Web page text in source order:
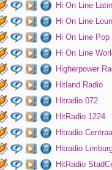
Hi On Line Latin
Hi On Line
Hi On Line Pop
Hi On Line
Higherpower
Hitland Radio
Hitradio 072
HitRadio 1224
Hitradio
Hitradio
HitRadio